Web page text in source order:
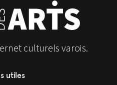
culturels varois.
utiles